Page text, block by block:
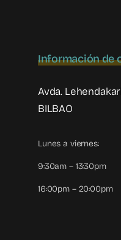
Información de
Avda.
BILBAO
Lunes a viernes:
9:30am – 13:30pm
16:00pm – 20:00pm